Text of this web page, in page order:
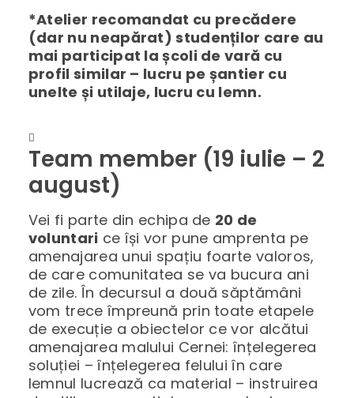
*Atelier recomandat cu precădere
(dar nu neapărat) studenților care au
mai participat la școli de vară cu
profil similar – lucru pe șantier cu
unelte și utilaje, lucru cu lemn.
Team member (19 iulie – 2
august)
Vei fi parte din echipa de 20 de
voluntari ce își vor pune amprenta pe
amenajarea unui spațiu foarte valoros,
de care comunitatea se va bucura ani
de zile. În decursul a două săptămâni
vom trece împreună prin toate etapele
de execuție a obiectelor ce vor alcătui
amenajarea malului Cernei: înțelegerea
soluției – înțelegerea felului în care
lemnul lucrează ca material – instruirea